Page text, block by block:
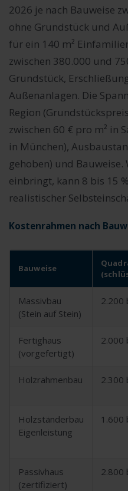
2026 je nach Bauweise
ohne Grundstück und
für ein 140 m²
zwischen 380.000 und
Grundstück,
Außenanlagen. Die
Region
zwischen 60 € pro m² in
in München),
gehoben) und
einbringt, kann 8 bis 15
realistischer
Kostenrahmen nach
Bauweise
Massivbau
(Stein auf Stein)
2.200
Fertighaus
(vorgefertigt)
2.000
Holzrahmenbau 2.300
Holzständerbau
Eigenleistung
1.600
Passivhaus
(zertifiziert)
2.800